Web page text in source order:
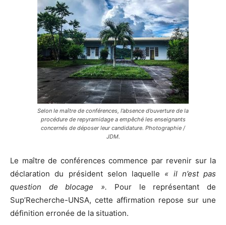
Selon le maître de conférences, l’absence d’ouverture de la
procédure de repyramidage a empêché les enseignants
concernés de déposer leur candidature. Photographie /
JDM.
Le maître de conférences commence par revenir sur la
déclaration du président selon laquelle « il n’est pas
question de blocage ». Pour le représentant de
Sup’Recherche-UNSA, cette affirmation repose sur une
définition erronée de la situation.